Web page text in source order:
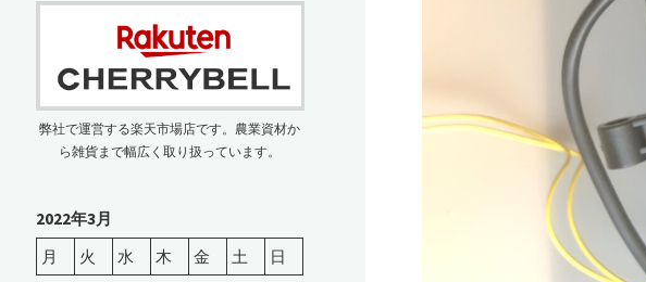
弊社で運営する楽天市場店です。農業資材か
ら雑貨まで幅広く取り扱っています。
2022年3月
月
火 水 木 金 土
日